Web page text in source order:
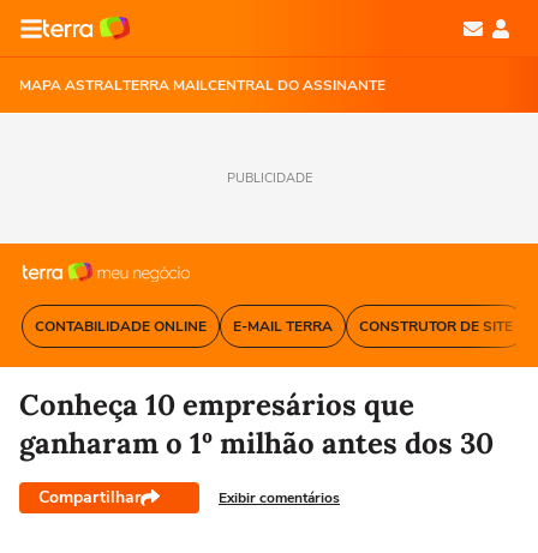
MAPA ASTRALTERRA MAILCENTRAL DO ASSINANTE
PUBLICIDADE
CONTABILIDADE ONLINE E-MAIL TERRA CONSTRUTOR DE SITE
Conheça 10 empresários que
ganharam o 1º milhão antes dos 30
Compartilhar Exibir comentários